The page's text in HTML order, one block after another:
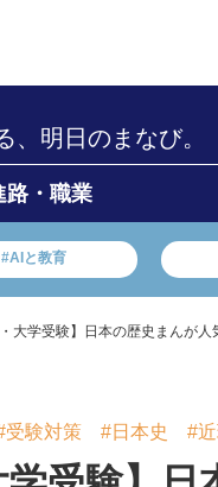
、明日のまなび。
路・職業
#AIと教育
大学受験】日本の歴史まんが
受験対策 #日本史 #